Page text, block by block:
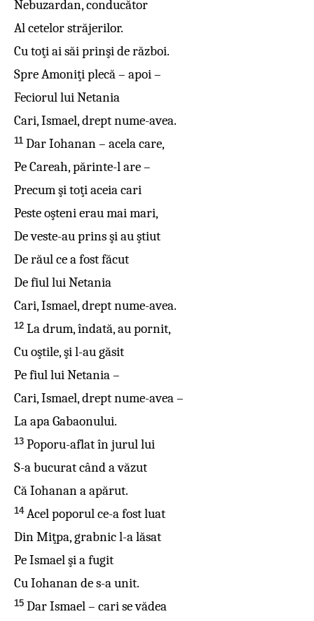
Nebuzardan, conducător
Al cetelor străjerilor.
Cu toţi ai săi prinşi de război.
Spre Amoniţi plecă – apoi –
Feciorul lui Netania
Cari, Ismael, drept nume-avea.
11 Dar Iohanan – acela care,
Pe Careah, părinte-l are –
Precum şi toţi aceia cari
Peste oşteni erau mai mari,
De veste-au prins şi au ştiut
De răul ce a fost făcut
De fiul lui Netania
Cari, Ismael, drept nume-avea.
12 La drum, îndată, au pornit,
Cu oştile, şi l-au găsit
Pe fiul lui Netania –
Cari, Ismael, drept nume-avea –
La apa Gabaonului.
13 Poporu-aflat în jurul lui
S-a bucurat când a văzut
Că Iohanan a apărut.
14 Acel poporul ce-a fost luat
Din Miţpa, grabnic l-a lăsat
Pe Ismael şi a fugit
Cu Iohanan de s-a unit.
15 Dar Ismael – cari se vădea